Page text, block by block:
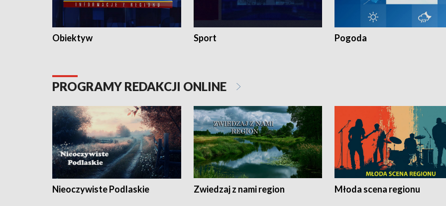
Obiektyw Sport Pogoda
PROGRAMY REDAKCJI ONLINE
Nieoczywiste Podlaskie Zwiedzaj z nami region Młoda scena regionu